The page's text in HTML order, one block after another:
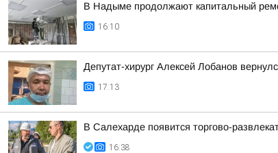
В Надыме продолжают капитальный
16:10
Депутат-хирург Алексей Лобанов
17:13
В Салехарде появится торгово-
16:38